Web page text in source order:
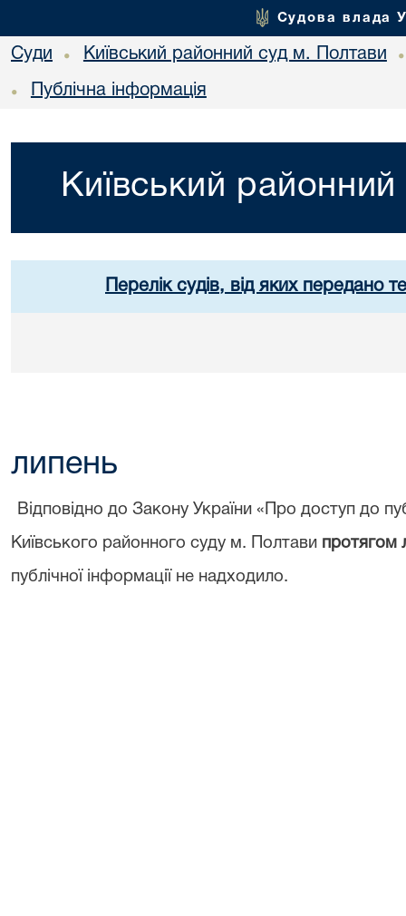
Судова влада
Суди • Київський районний суд м. Полтави •
• Публічна інформація
Київський
Перелік судів, від яких передано
липень
Відповідно до Закону України «Про доступ до
Київського районного суду м. Полтави протягом
публічної інформації не надходило.